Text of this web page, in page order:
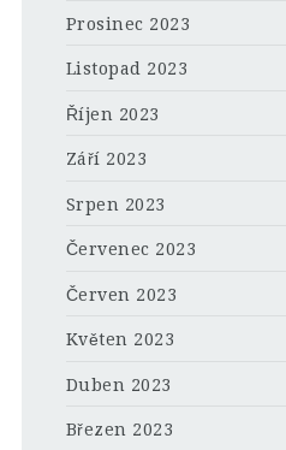
Prosinec 2023
Listopad 2023
Říjen 2023
Září 2023
Srpen 2023
Červenec 2023
Červen 2023
Květen 2023
Duben 2023
Březen 2023